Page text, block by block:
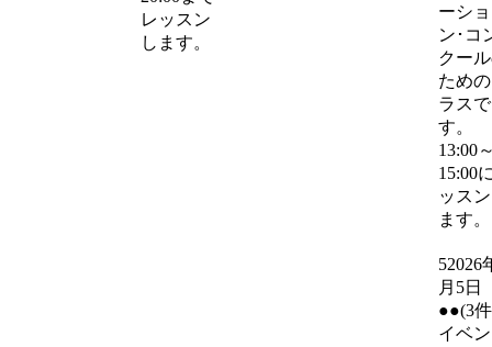
レッスン
します。
ーショ
ン･コ
クー
ため
ラスで
す。
13:00
15:00
ッス
ます。
52026
月5日
●●(3
イベ